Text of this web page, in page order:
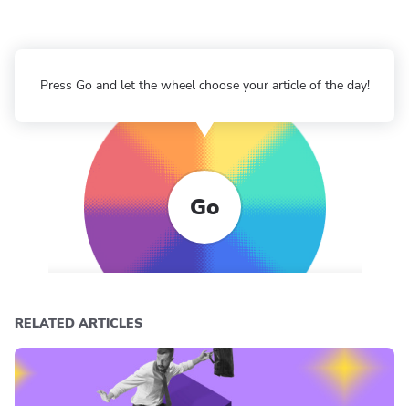
Go
Press Go and let the wheel choose your article of the day!
RELATED ARTICLES